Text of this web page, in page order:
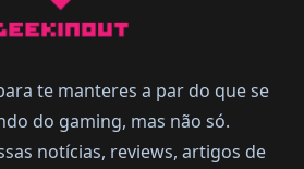
te manteres a par do que se
do gaming, mas não só.
notícias, reviews, artigos de